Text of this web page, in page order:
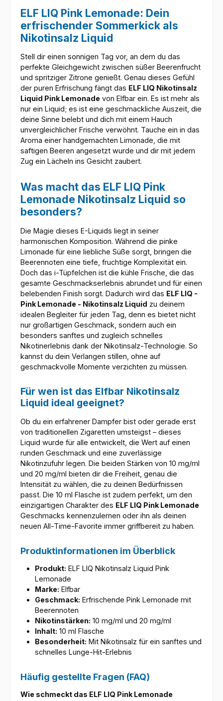
ELF LIQ Pink Lemonade: Dein
erfrischender Sommerkick als
Nikotinsalz Liquid
Stell dir einen sonnigen Tag vor, an dem du das
perfekte Gleichgewicht zwischen süßer Beerenfrucht
und spritziger Zitrone genießt. Genau dieses Gefühl
der puren Erfrischung fängt das ELF LIQ Nikotinsalz
Liquid Pink Lemonade von Elfbar ein. Es ist mehr als
nur ein Liquid; es ist eine geschmackliche Auszeit, die
deine Sinne belebt und dich mit einem Hauch
unvergleichlicher Frische verwöhnt. Tauche ein in das
Aroma einer handgemachten Limonade, die mit
saftigen Beeren angesetzt wurde und dir mit jedem
Zug ein Lächeln ins Gesicht zaubert.
Was macht das ELF LIQ Pink
Lemonade Nikotinsalz Liquid so
besonders?
Die Magie dieses E-Liquids liegt in seiner
harmonischen Komposition. Während die pinke
Limonade für eine liebliche Süße sorgt, bringen die
Beerennoten eine tiefe, fruchtige Komplexität ein.
Doch das i-Tüpfelchen ist die kühle Frische, die das
gesamte Geschmackserlebnis abrundet und für einen
belebenden Finish sorgt. Dadurch wird das ELF LIQ -
Pink Lemonade - Nikotinsalz Liquid zu deinem
idealen Begleiter für jeden Tag, denn es bietet nicht
nur großartigen Geschmack, sondern auch ein
besonders sanftes und zugleich schnelles
Nikotinerlebnis dank der Nikotinsalz-Technologie. So
kannst du dein Verlangen stillen, ohne auf
geschmackvolle Momente verzichten zu müssen.
Für wen ist das Elfbar Nikotinsalz
Liquid ideal geeignet?
Ob du ein erfahrener Dampfer bist oder gerade erst
von traditionellen Zigaretten umsteigst – dieses
Liquid wurde für alle entwickelt, die Wert auf einen
runden Geschmack und eine zuverlässige
Nikotinzufuhr legen. Die beiden Stärken von 10 mg/ml
und 20 mg/ml bieten dir die Freiheit, genau die
Intensität zu wählen, die zu deinen Bedürfnissen
passt. Die 10 ml Flasche ist zudem perfekt, um den
einzigartigen Charakter des ELF LIQ Pink Lemonade
Geschmacks kennenzulernen oder ihn als deinen
neuen All-Time-Favorite immer griffbereit zu haben.
Produktinformationen im Überblick
Produkt: ELF LIQ Nikotinsalz Liquid Pink
Lemonade
Marke: Elfbar
Geschmack: Erfrischende Pink Lemonade mit
Beerennoten
Nikotinstärken: 10 mg/ml und 20 mg/ml
Inhalt: 10 ml Flasche
Besonderheit: Mit Nikotinsalz für ein sanftes und
schnelles Lunge-Hit-Erlebnis
Häufig gestellte Fragen (FAQ)
Wie schmeckt das ELF LIQ Pink Lemonade